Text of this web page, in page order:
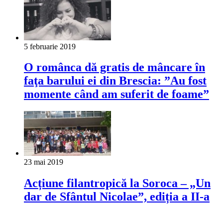
5 februarie 2019
O românca dă gratis de mâncare în
faţa barului ei din Brescia: ”Au fost
momente când am suferit de foame”
23 mai 2019
Acțiune filantropică la Soroca – „Un
dar de Sfântul Nicolae”, ediția a II-a